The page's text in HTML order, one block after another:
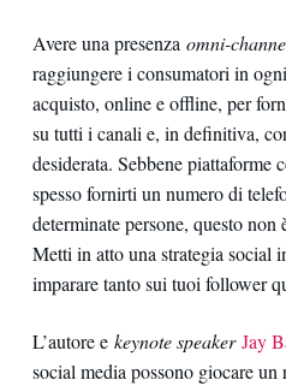
Avere una presenza omni-
raggiungere i consumatori in
acquisto, online e offline, per
su tutti i canali e, in definitiva,
desiderata. Sebbene piattaforme
spesso fornirti un numero di
determinate persone, questo
Metti in atto una strategia social
imparare tanto sui tuoi follower
L’autore e keynote speaker Jay
social media possono giocare